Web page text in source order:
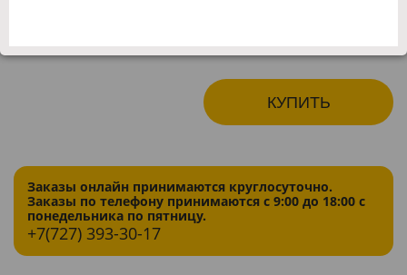
49 400 KZT
КУПИТЬ
Заказы онлайн принимаются круглосуточно.
Заказы по телефону принимаются с 9:00 до 18:00 с
понедельника по пятницу.
+7(727)393-30-17